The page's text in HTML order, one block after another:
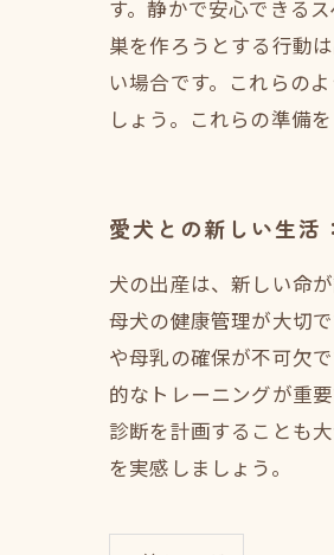
す。静かで安心できる
巣を作ろうとする行動
い場合です。これらの
しょう。これらの準備
愛犬との新しい生活
犬の出産は、新しい命
母犬の健康管理が大切
や母乳の確保が不可欠
的なトレーニングが重
診断を計画することも
を実感しましょう。